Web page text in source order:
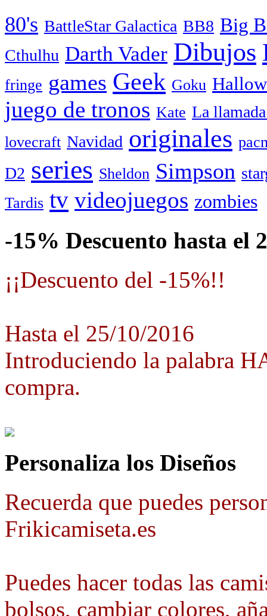
80's BattleStar Galactica BB8 Big
Cthulhu Darth Vader Dibujos
fringe games Geek Goku
juego de tronos Kate La
lovecraft Navidad originales
D2 series Sheldon Simpson
Tardis tv videojuegos zombies
-15% Descuento hasta el
¡¡Descuento del -15%!!
Hasta el 25/10/2016
Introduciendo la palabra
compra.
Personaliza los Diseños
Recuerda que puedes
Frikicamiseta.es
Puedes hacer todas las
bolsos, cambiar colores,